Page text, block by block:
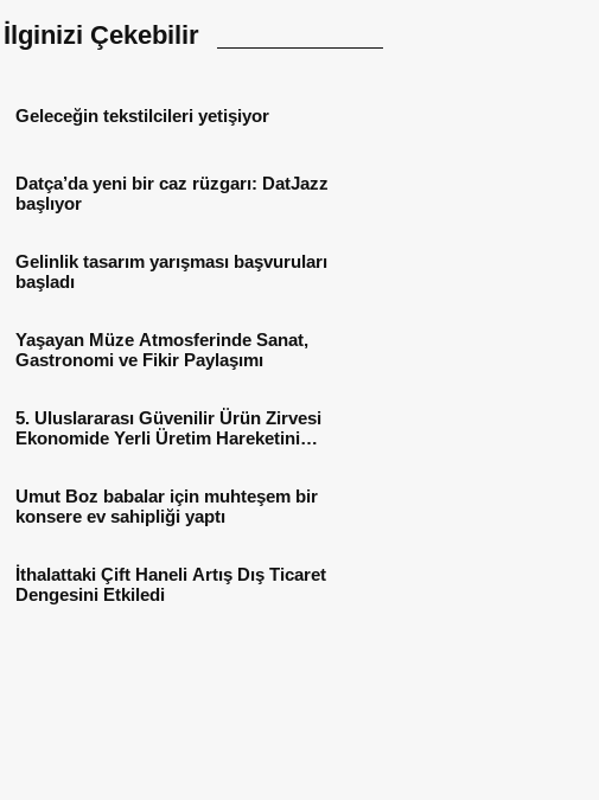
İlginizi Çekebilir
Geleceğin tekstilcileri yetişiyor
Datça’da yeni bir caz rüzgarı: DatJazz
başlıyor
Gelinlik tasarım yarışması başvuruları
başladı
Yaşayan Müze Atmosferinde Sanat,
Gastronomi ve Fikir Paylaşımı
5. Uluslararası Güvenilir Ürün Zirvesi
Ekonomide Yerli Üretim Hareketini
Umut Boz babalar için muhteşem bir
konsere ev sahipliği yaptı
İthalattaki Çift Haneli Artış Dış Ticaret
Dengesini Etkiledi